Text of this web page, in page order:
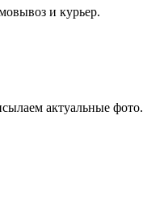
и курьер.
актуальные фото.